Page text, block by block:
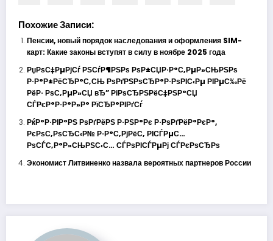
Похожие Записи:
Пенсии, новый порядок наследования и оформления SIM-
карт: Какие законы вступят в силу в ноябре 2025 года
РџРѕС‡РµРјСѓ РЅСѓР¶РЅРѕ РѕР±СЏР·Р°С‚РµР»СЊРЅРѕ
Р·Р°Р±РёСЂР°С‚СЊ РѕРґРЅРѕСЂР°Р·РѕРІС‹Рµ РІРµС‰Рё
РёР· РѕС‚РµР»СЏ вЂ” РіРѕСЂРЅРёС‡РЅР°СЏ
СЃРєР°Р·Р°Р»Р° РїСЂР°РІРґСѓ
РќР°Р·РІР°РЅ РѕРґРёРЅ Р·РЅР°Рє Р·РѕРґРёР°РєР°,
РєРѕС‚РѕСЂС‹Р№ Р·Р°С‚РјРёС‚ РІСЃРµС…
РѕСЃС‚Р°Р»СЊРЅС‹С… СЃРѕРІСЃРµРј СЃРєРѕСЂРѕ
Экономист Литвиненко назвала вероятных партнеров России